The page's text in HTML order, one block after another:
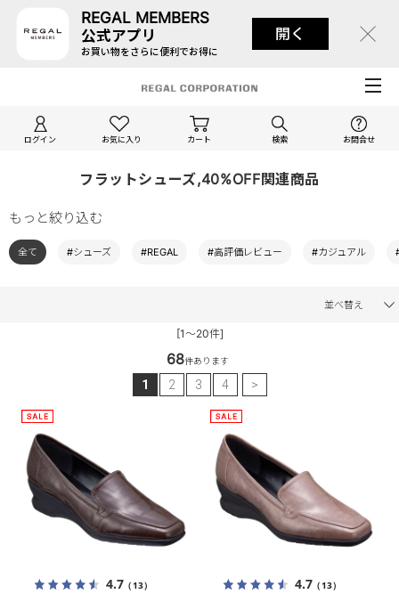
REGAL MEMBERS
公式アプリ
お買い物をさらに便利でお得に
開く
ログイン お気に入り カート 検索 お問合せ
フラットシューズ,40%OFF関連商品
もっと絞り込む
全て #シューズ #REGAL #高評価レビュー #カジュアル
並べ替え
[1～20件]
68件あります
1 2 3 4 >
4.7（13） 4.7（13）